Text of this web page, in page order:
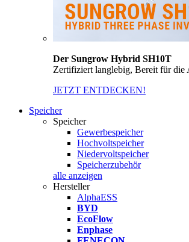
Der Sungrow Hybrid SH10T
Zertifiziert langlebig, Bereit für die
JETZT ENTDECKEN!
Speicher
Speicher
Gewerbespeicher
Hochvoltspeicher
Niedervoltspeicher
Speicherzubehör
alle anzeigen
Hersteller
AlphaESS
BYD
EcoFlow
Enphase